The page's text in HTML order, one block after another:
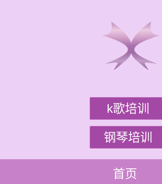
k歌培训
钢琴培训
首页